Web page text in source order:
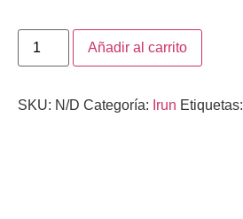
Añadir al carrito
SKU: N/D Categoría: Irun Etiquetas: